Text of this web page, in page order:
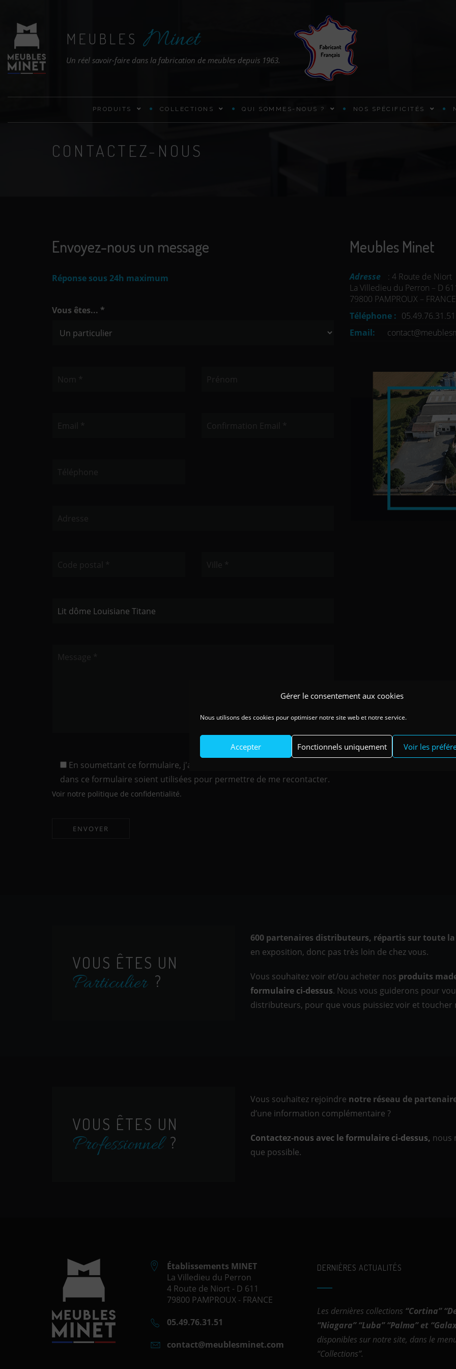
Gérer le consentement aux cookies
Nous utilisons des cookies pour optimiser notre site web et notre service.
Accepter Fonctionnels uniquement Voir les
MEUBLES Minet
Un réel savoir-faire dans la fabrication de meubles depuis 1963.
PRODUITS COLLECTIONS QUI SOMMES-NOUS ? NOS SPÉCIFICITÉS
CONTACTEZ-NOUS
Envoyez-nous un message
Réponse sous 24h maximum
Vous êtes... *
En soumettant ce formulaire, j'accepte que les informations saisies
dans ce formulaire soient utilisées pour permettre de me recontacter.
Voir notre politique de confidentialité.
Meubles Minet
Adresse
: 4 Route de Niort
La Villedieu du Perron – D
79800 PAMPROUX – FRANCE
Téléphone : 05.49.76.31.51
Email:
VOUS ÊTES UN
Particulier ?
600 partenaires distributeurs, répartis sur toute la
en exposition, donc pas très loin de chez vous.
Vous souhaitez voir et/ou acheter nos produits
formulaire ci-dessus. Nous vous guiderons pour
distributeurs, pour que vous puissiez voir et toucher
VOUS ÊTES UN
Professionnel?
Vous souhaitez rejoindre notre réseau de
d’une information complémentaire ?
Contactez-nous avec le formulaire ci-dessus, nous
que possible.
Établissements MINET
La Villedieu du Perron
4 Route de Niort - D 611
79800 PAMPROUX - FRANCE
05.49.76.31.51
contact@meublesminet.com
DERNIÈRES ACTUALITÉS
Les dernières collections “Cortina” “
“Niagara” “Luba” “Palma” et “
disponibles sur notre site, dans le
“Collections”.